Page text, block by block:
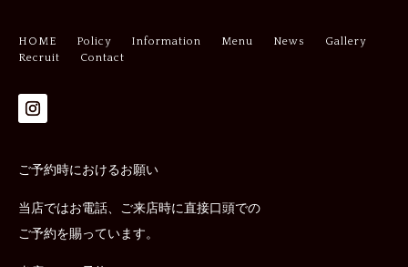
HOME Policy Information Menu News
Gallery
Recruit
Contact
ご予約時におけるお願い
当店ではお電話、ご来店時に直接口頭での
ご予約を賜っています。